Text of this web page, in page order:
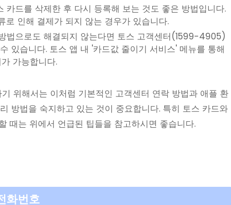
카드를 삭제한 후 다시 등록해 보는 것도 좋은 방법입니다.
로 인해 결제가 되지 않는 경우가 있습니다.
법으로도 해결되지 않는다면 토스 고객센터(1599-4905)
있습니다. 토스 앱 내 '카드값 줄이기 서비스' 메뉴를 통해
가능합니다.
위해서는 이처럼 기본적인 고객센터 연락 방법과 애플 환
방법을 숙지하고 있는 것이 중요합니다. 특히 토스 카드와
때는 위에서 언급된 팁들을 참고하시면 좋습니다.
화번호